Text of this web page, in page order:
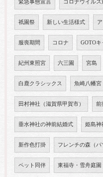
緊急事態宣言 コロナウイルス
祇園祭 新しい生活様式
服喪期間 コロナ GOTOキ
紀州東照宮 六三園 宮島
白鹿クラシックス 魚崎八幡宮
田村神社（滋賀県甲賀市） 前
垂水神社の神前結婚式 姫島神
新作色打掛 フレンチの森（パ
ペット同伴 東福寺・雪舟庭園